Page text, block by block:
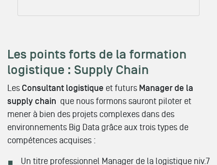
Les points forts de la formation
logistique : Supply Chain
Les Consultant logistique et futurs Manager de la
supply chain que nous formons sauront piloter et
mener à bien des projets complexes dans des
environnements Big Data grâce aux trois types de
compétences acquises :
Un titre professionnel Manager de la logistique niv.7